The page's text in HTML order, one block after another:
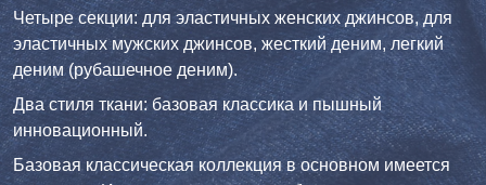
Четыре секции: для эластичных женских джинсов, для
эластичных мужских джинсов, жесткий деним, легкий
деним (рубашечное деним).
Два стиля ткани: базовая классика и пышный
инновационный.
Базовая классическая коллекция в основном имеется